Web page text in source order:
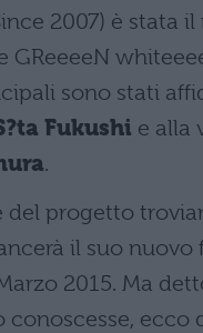
2007) è stata
GReeeeN
sono stati
Fukushi e alla
.
del progetto
il suo nuovo
2015. Ma
conoscesse, ecco